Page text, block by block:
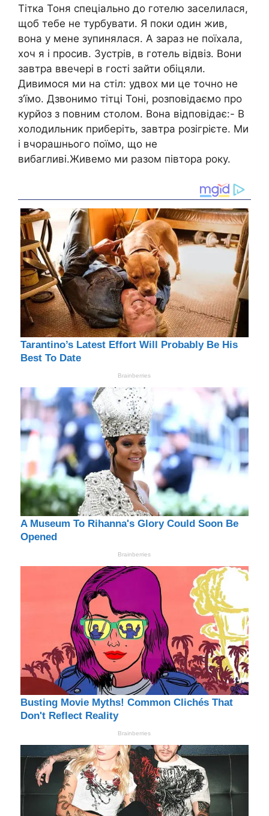
Тітка Тоня спеціально до готелю заселилася,
щоб тебе не турбувати. Я поки один жив,
вона у мене зупинялася. А зараз не поїхала,
хоч я і просив. Зустрів, в готель відвіз. Вони
завтра ввечері в гості зайти обіцяли.
Дивимося ми на стіл: удвох ми це точно не
з’їмо. Дзвонимо тітці Тоні, розповідаємо про
курйоз з повним столом. Вона відповідає:- В
холодильник приберіть, завтра розігрієте. Ми
і вчорашнього поїмо, що не
вибагливі.Живемо ми разом півтора року.